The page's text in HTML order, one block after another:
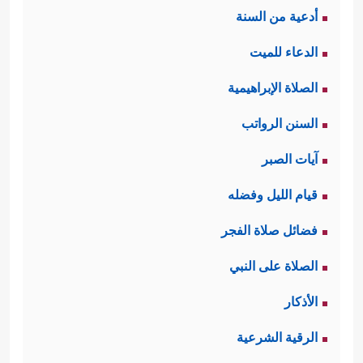
محمودٌ؛ لما فيه من إظهار الضعف أمام
الخالق ـ، وطلب العون والمدد منه، فأتى
جوابُ الله لهما بما يُثبِّت قلبَيهما:
تَخَافَاۤۖ إِنَّنِی مَعَكُمَاۤ أَسۡمَعُ وَأَرَىٰ﴾
العذاب والسماح لهم بالسَّيْر معهما
﴿فَأَرۡسِلۡ مَعَنَا بَنِیۤ إِسۡرَ ٰ⁠ۤءِیلَ وَلَا تُعَذِّبۡهُمۡۖ﴾
أدعية من السنة
الدعاء للميت
الصلاة الإبراهيمية
السنن الرواتب
آيات الصبر
قيام الليل وفضله
فضائل صلاة الفجر
الصلاة على النبي
الأذكار
الرقية الشرعية